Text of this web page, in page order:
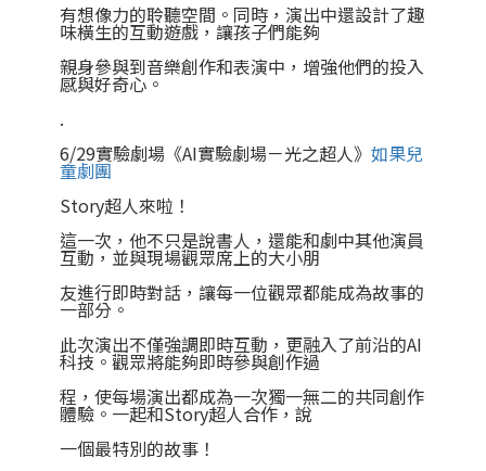
有想像力的聆聽空間。同時，演出中還設計了趣
味橫生的互動遊戲，讓孩子們能夠
親身參與到音樂創作和表演中，增強他們的投入
感與好奇心。
.
6/29實驗劇場《AI實驗劇場－光之超人》 如果兒
童劇團
Story超人來啦！
這一次，他不只是說書人，還能和劇中其他演員
互動，並與現場觀眾席上的大小朋
友進行即時對話，讓每一位觀眾都能成為故事的
一部分。
此次演出不僅強調即時互動，更融入了前沿的AI
科技。觀眾將能夠即時參與創作過
程，使每場演出都成為一次獨一無二的共同創作
體驗。一起和Story超人合作，說
一個最特別的故事！